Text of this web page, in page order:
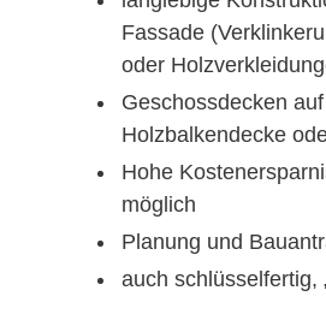
Fassade
oder
Geschossdecken
Holzbalkendecke
Hohe
möglich
Planung und
auch schlüsselfertig,